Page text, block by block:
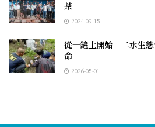
茶
2024-09-15
從一鏟土開始 二水生態
命
2026-05-01